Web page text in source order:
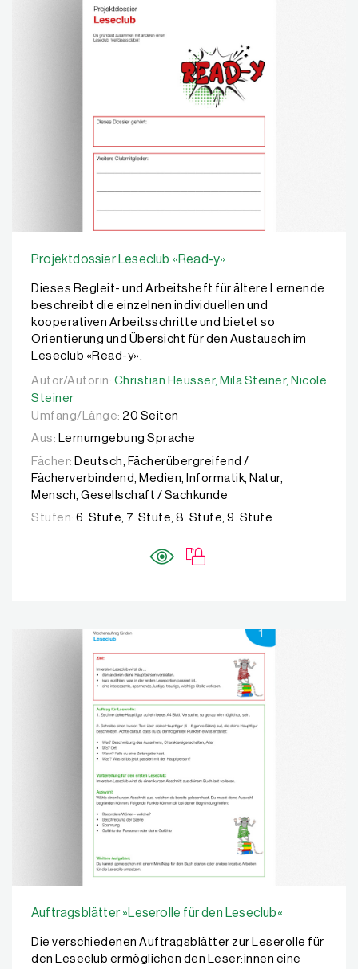
Projektdossier Leseclub «Read-y»
Dieses Begleit- und Arbeitsheft für ältere Lernende
beschreibt die einzelnen individuellen und
kooperativen Arbeitsschritte und bietet so
Orientierung und Übersicht für den Austausch im
Leseclub «Read-y».
Autor/Autorin: Christian Heusser, Mila Steiner, Nicole
Autor/Autorin: Christian Heusser, Mila Steiner, Nicole
Steiner
Umfang/Länge: 20 Seiten
Aus: Lernumgebung Sprache
Fächer: Deutsch, Fächerübergreifend /
Fächerverbindend, Medien, Informatik, Natur,
Mensch, Gesellschaft / Sachkunde
Stufen: 6. Stufe, 7. Stufe, 8. Stufe, 9. Stufe
Auftragsblätter »Leserolle für den Leseclub«
Die verschiedenen Auftragsblätter zur Leserolle für
den Leseclub ermöglichen den Leser:innen eine